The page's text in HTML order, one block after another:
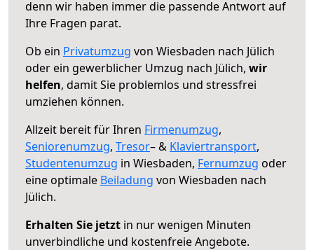
denn wir haben immer die passende Antwort auf
Ihre Fragen parat.
Ob ein Privatumzug von Wiesbaden nach Jülich
oder ein gewerblicher Umzug nach Jülich, wir
helfen, damit Sie problemlos und stressfrei
umziehen können.
Allzeit bereit für Ihren Firmenumzug,
Seniorenumzug, Tresor– & Klaviertransport,
Studentenumzug in Wiesbaden, Fernumzug oder
eine optimale Beiladung von Wiesbaden nach
Jülich.
Erhalten Sie jetzt in nur wenigen Minuten
unverbindliche und kostenfreie Angebote.